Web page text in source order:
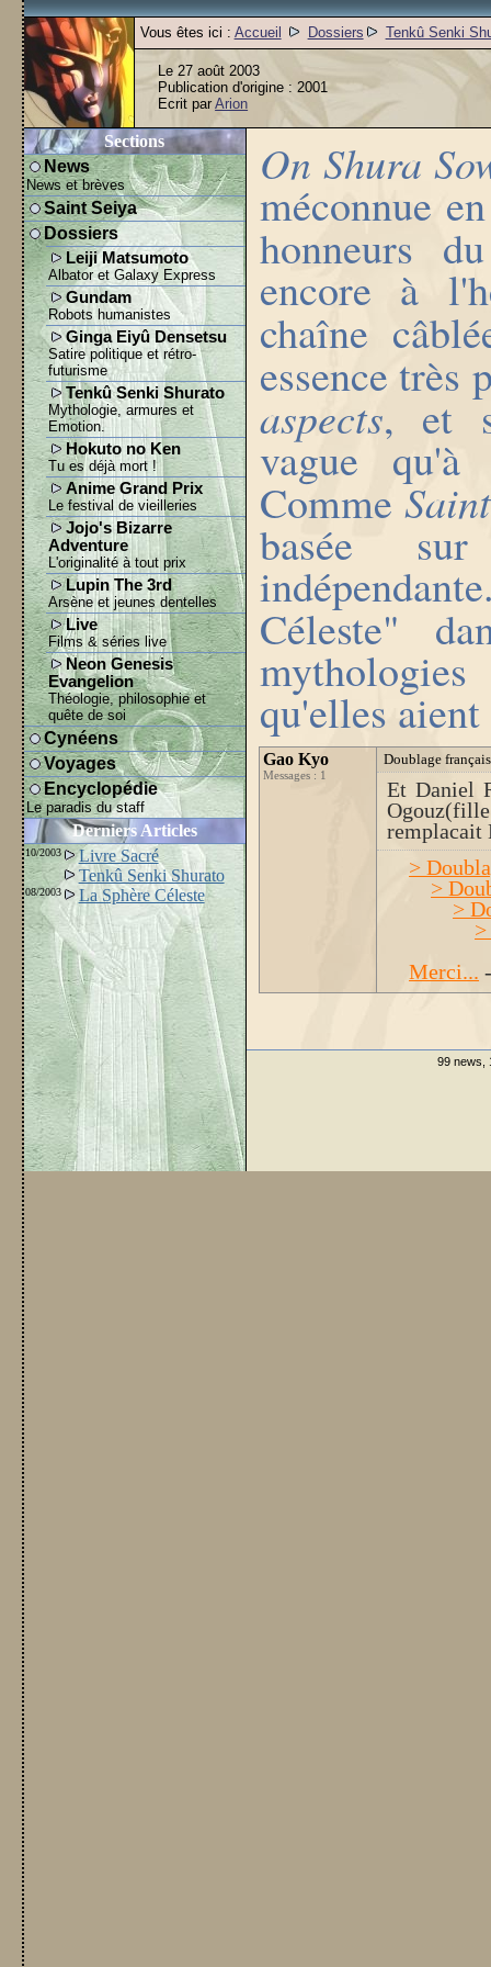
Vous êtes ici : Accueil Dossiers Tenkû Senki
Le 27 août 2003
Publication d'origine : 2001
Ecrit parArion
Sections
News
News et brèves
Saint Seiya
Dossiers
Leiji Matsumoto
Albator et Galaxy Express
Gundam
Robots humanistes
Ginga Eiyû Densetsu
Satire politique et rétro-
futurisme
Tenkû Senki Shurato
Mythologie, armures et
Emotion.
Hokuto no Ken
Tu es déjà mort !
Anime Grand Prix
Le festival de vieilleries
Jojo's Bizarre
Adventure
L'originalité à tout prix
Lupin The 3rd
Arsène et jeunes dentelles
Live
Films & séries live
Neon Genesis
Evangelion
Théologie, philosophie et
quête de soi
Cynéens
Voyages
Encyclopédie
Le paradis du staff
Derniers Articles
10/2003
Livre Sacré
Tenkû Senki Shurato
08/2003 La Sphère Céleste
On Shura
méconnue
honneurs
encore à
chaîne
essence très
aspects, et
vague
Comme
basée
Céleste"
qu'elles
Gao Kyo
Messages : 1
Doublage
Et Daniel
remplacait
>
>
>
Merci...
99 news,